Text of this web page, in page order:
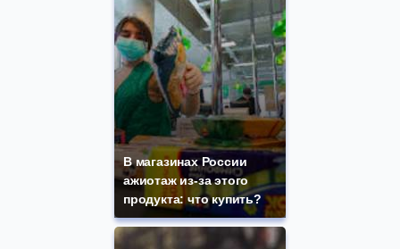
В магазинах России
ажиотаж из-за этого
продукта: что купить?